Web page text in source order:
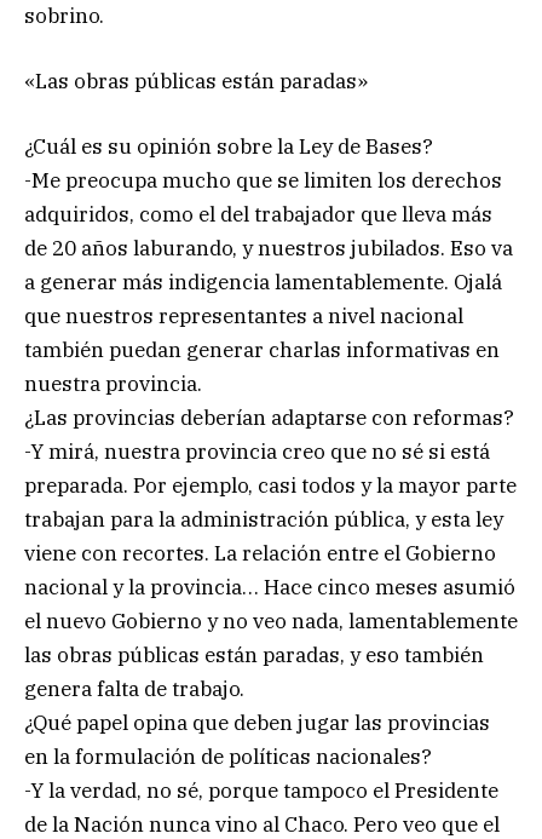
sobrino.
«Las obras públicas están paradas»
¿Cuál es su opinión sobre la Ley de Bases?
-Me preocupa mucho que se limiten los derechos
adquiridos, como el del trabajador que lleva más
de 20 años laburando, y nuestros jubilados. Eso va
a generar más indigencia lamentablemente. Ojalá
que nuestros representantes a nivel nacional
también puedan generar charlas informativas en
nuestra provincia.
¿Las provincias deberían adaptarse con reformas?
-Y mirá, nuestra provincia creo que no sé si está
preparada. Por ejemplo, casi todos y la mayor parte
trabajan para la administración pública, y esta ley
viene con recortes. La relación entre el Gobierno
nacional y la provincia… Hace cinco meses asumió
el nuevo Gobierno y no veo nada, lamentablemente
las obras públicas están paradas, y eso también
genera falta de trabajo.
¿Qué papel opina que deben jugar las provincias
en la formulación de políticas nacionales?
-Y la verdad, no sé, porque tampoco el Presidente
de la Nación nunca vino al Chaco. Pero veo que el